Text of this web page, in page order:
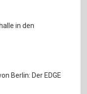
in den
Berlin: Der EDGE